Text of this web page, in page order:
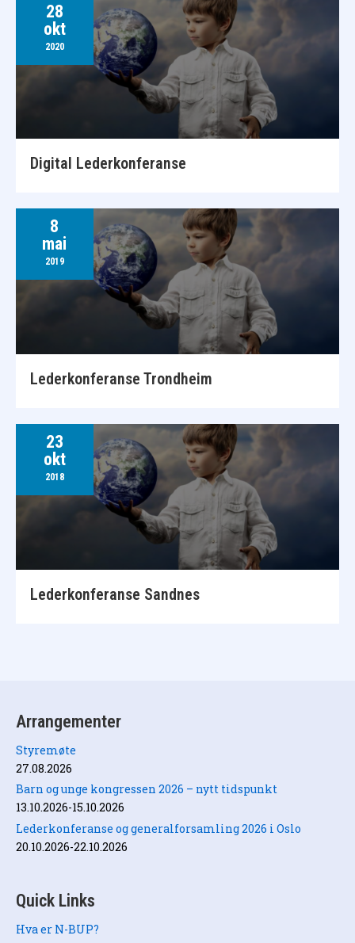
28
okt
2020
Digital Lederkonferanse
8
mai
2019
Lederkonferanse Trondheim
23
okt
2018
Lederkonferanse Sandnes
Arrangementer
Styremøte
27.08.2026
Barn og unge kongressen 2026 – nytt tidspunkt
13.10.2026-15.10.2026
Lederkonferanse og generalforsamling 2026 i Oslo
20.10.2026-22.10.2026
Quick Links
Hva er N-BUP?